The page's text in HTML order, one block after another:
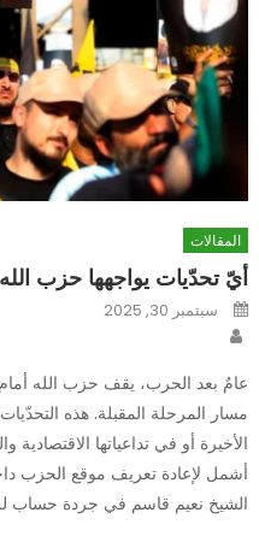
المقالات
أيّ تحدّيات يواجهها حزب
Posted
onسبتمبر 30, 2025
عامٌ بعد الحرب، يقف حزب الله
مسار المرحلة المقبلة. هذه
الأخيرة أو في تداعياتها
أشمل لإعادة تعريف موقع الحزب
الشيخ نعيم قاسم في جردة حساب